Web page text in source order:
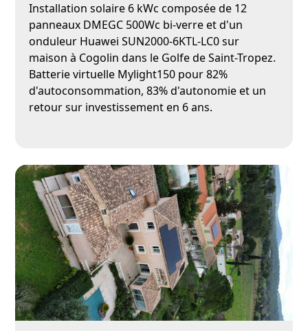
Installation solaire 6 kWc composée de 12
panneaux DMEGC 500Wc bi-verre et d'un
onduleur Huawei SUN2000-6KTL-LC0 sur
maison à Cogolin dans le Golfe de Saint-Tropez.
Batterie virtuelle Mylight150 pour 82%
d'autoconsommation, 83% d'autonomie et un
retour sur investissement en 6 ans.